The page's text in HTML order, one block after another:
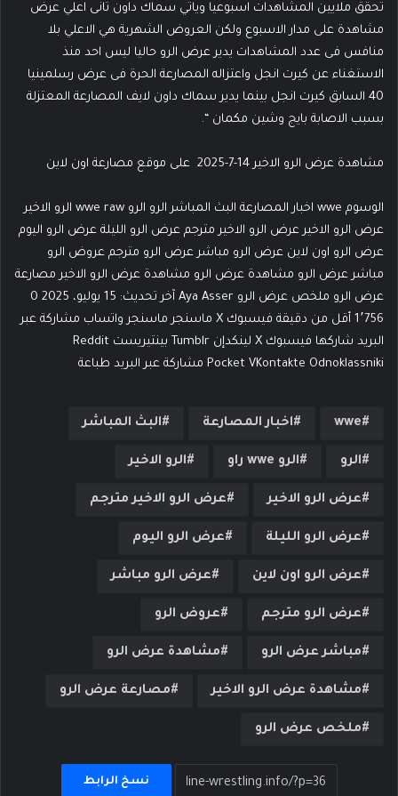
تحقق ملايين المشاهدات اسبوعيا وياتي سماك داون تانى اعلي عرض
مشاهدة على مدار الاسبوع ولكن العروض الشهرية هي الاعلي بلا
منافس فى عدد المشاهدات يدير عرض الرو حاليا ليس احد منذ
الاستغناء عن كيرت انجل واعتزاله المصارعة الحرة فى عرض رسلمينيا
40 السابق كيرت انجل بينما يدير سماك داون لايف المصارعة المعتزلة
بسبب الاصابة بايج وشين مكمان “.
مشاهدة عرض الرو الاخير 14-7-2025 على موقع مصارعة اون لاين
الوسوم wwe اخبار المصارعة البث المباشر الرو الرو wwe raw الرو الاخير
عرض الرو الاخير عرض الرو الاخير مترجم عرض الرو الليلة عرض الرو اليوم
عرض الرو اون لاين عرض الرو مباشر عرض الرو مترجم عروض الرو
مباشر عرض الرو مشاهدة عرض الرو مشاهدة عرض الرو الاخير مصارعة
عرض الرو ملخص عرض الرو Aya Asser آخر تحديث: 15 يوليو، 2025 0
1٬756 أقل من دقيقة فيسبوك ‫X ماسنجر ماسنجر واتساب مشاركة عبر
البريد شاركها فيسبوك ‫X لينكدإن ‏Tumblr بينتيريست ‏Reddit
wwe اخبار المصارعة البث المباشر
الرو الرو wwe راو الرو الاخير
عرض الرو الاخير عرض الرو الاخير مترجم
عرض الرو الليلة عرض الرو اليوم
عرض الرو اون لاين عرض الرو مباشر
عرض الرو مترجم عروض الرو
مباشر عرض الرو مشاهدة عرض الرو
مشاهدة عرض الرو الاخير مصارعة عرض الرو
ملخص عرض الرو
نسخ الرابط